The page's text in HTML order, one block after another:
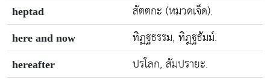
heptad สัตตกะ (หมวดเจ็ด).
here and now ทิฏฐธรรม, ทิฎฐธัมม์.
hereafter ปรโลก, สัมปรายะ.